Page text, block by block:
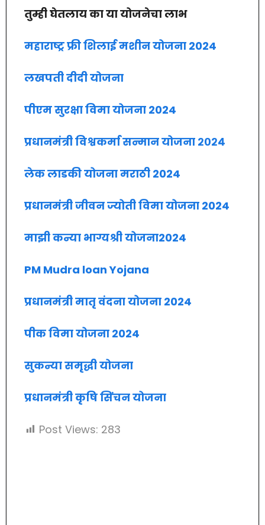
तुम्ही घेतलाय का या योजनेचा लाभ
महाराष्ट्र फ्री शिलाई मशीन योजना 2024
लखपती दीदी योजना
पीएम सुरक्षा विमा योजना 2024
प्रधानमंत्री विश्वकर्मा सन्मान योजना २०२४
लेक लाडकी योजना मराठी 2024
प्रधानमंत्री जीवन ज्योती विमा योजना 2024
माझी कन्या भाग्यश्री योजना2024
PM Mudra loan Yojana
प्रधानमंत्री मातृ वंदना योजना 2024
पीक विमा योजना 2024
सुकन्या समृद्धी योजना
प्रधानमंत्री कृषि सिंचन योजना
Post Views: 283